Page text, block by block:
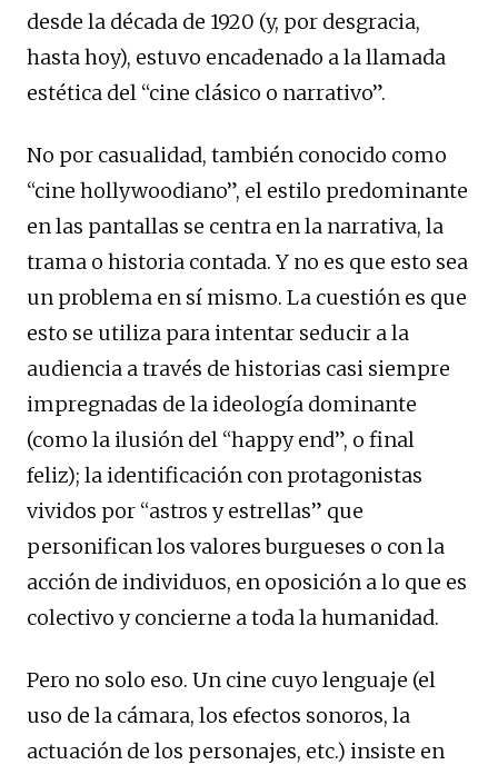
desde la década de 1920 (y, por desgracia,
hasta hoy), estuvo encadenado a la llamada
estética del “cine clásico o narrativo”.
No por casualidad, también conocido como
“cine hollywoodiano”, el estilo predominante
en las pantallas se centra en la narrativa, la
trama o historia contada. Y no es que esto sea
un problema en sí mismo. La cuestión es que
esto se utiliza para intentar seducir a la
audiencia a través de historias casi siempre
impregnadas de la ideología dominante
(como la ilusión del “happy end”, o final
feliz); la identificación con protagonistas
vividos por “astros y estrellas” que
personifican los valores burgueses o con la
acción de individuos, en oposición a lo que es
colectivo y concierne a toda la humanidad.
Pero no solo eso. Un cine cuyo lenguaje (el
uso de la cámara, los efectos sonoros, la
actuación de los personajes, etc.) insiste en